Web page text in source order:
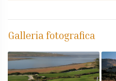
Galleria fotografica